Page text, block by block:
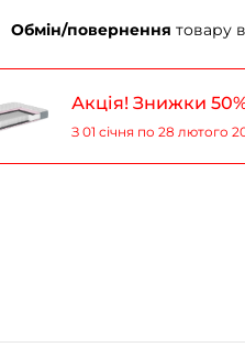
Обмін/повернення товару
Акція! Знижки
З 01 січня по 28 лютого